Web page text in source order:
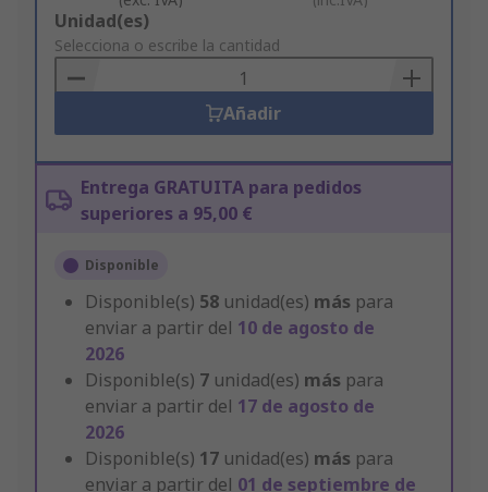
Add
to
Basket
Unidad(es)
Selecciona o escribe la cantidad
Añadir
Entrega GRATUITA para pedidos
superiores a 95,00 €
Disponible
Disponible(s) 58 unidad(es) más para
enviar a partir del 10 de agosto de
2026
Disponible(s) 7 unidad(es) más para
enviar a partir del 17 de agosto de
2026
Disponible(s) 17 unidad(es) más para
enviar a partir del 01 de septiembre de